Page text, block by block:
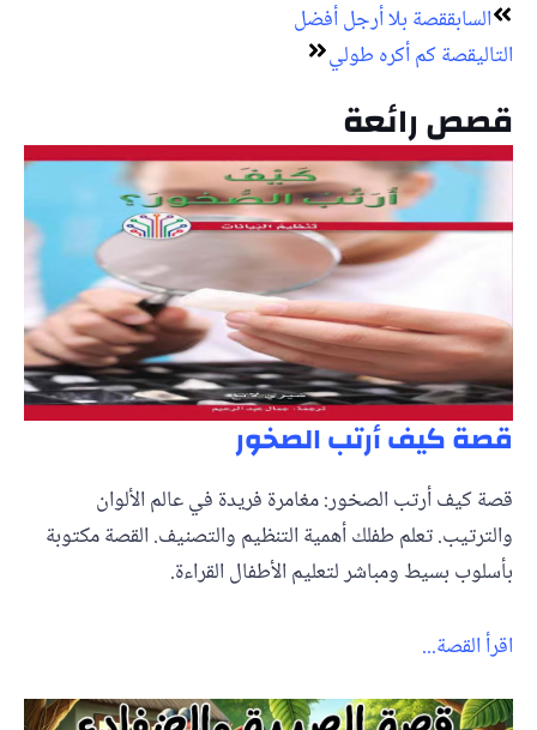
Prev
السابققصة بلا أرجل أفضل
التاليقصة كم أكره طولي
Next
قصص رائعة
قصة كيف أرتب الصخور
قصة كيف أرتب الصخور: مغامرة فريدة في عالم الألوان
والترتيب. تعلم طفلك أهمية التنظيم والتصنيف. القصة مكتوبة
بأسلوب بسيط ومباشر لتعليم الأطفال القراءة.
اقرأ القصة...